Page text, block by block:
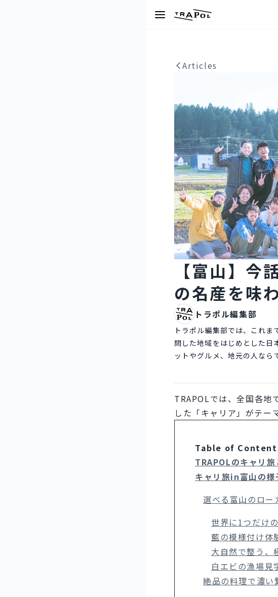
Articles
【富山】今
の名産を味
トラポル編集部
トラポル編集部では、これ
問した地域をはじめとした日
ットやグルメ、地元の人なら
TRAPOLでは、全国各地
した「キャリア」がテー
Table of
TRAPOLのキャリ旅
キャリ旅in富山の様
選べる富山のロー
世界に1つだけ
藍の模様付け体
大自然で整う、
白エビの漁場見
絶品の料理で濃い